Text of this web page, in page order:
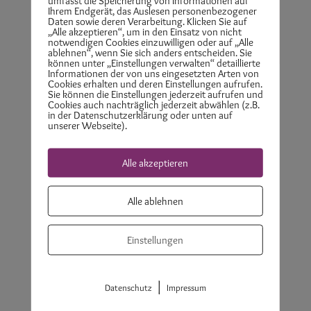
posthausen.de
Teilnehmerstimmen
{
Ihrem Endgerät, das Auslesen personenbezogener
Daten sowie deren Verarbeitung. Klicken Sie auf
„Alle akzeptieren“, um in den Einsatz von nicht
notwendigen Cookies einzuwilligen oder auf „Alle
ablehnen“, wenn Sie sich anders entscheiden. Sie
können unter „Einstellungen verwalten“ detaillierte
Informationen der von uns eingesetzten Arten von
Cookies erhalten und deren Einstellungen aufrufen.
Sie können die Einstellungen jederzeit aufrufen und
Cookies auch nachträglich jederzeit abwählen (z.B.
in der Datenschutzerklärung oder unten auf
unserer Webseite).
Alle akzeptieren
Alle ablehnen
Einstellungen
Datenschutz | Impressum